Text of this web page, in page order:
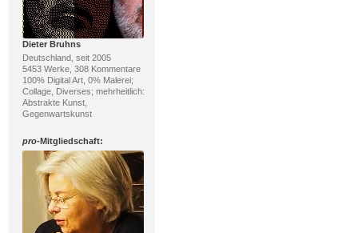
Dieter Bruhns
Deutschland, seit 2005
5453 Werke, 308 Kommentare
100% Digital Art, 0% Malerei;
Collage, Diverses; mehrheitlich:
Abstrakte Kunst,
Gegenwartskunst
pro-Mitgliedschaft: